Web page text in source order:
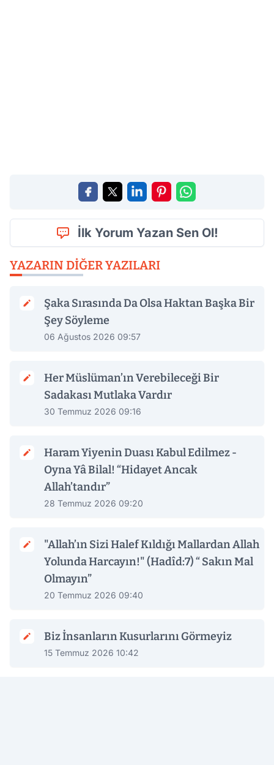
İlk Yorum Yazan Sen Ol!
YAZARIN DIĞER YAZILARI
Şaka Sırasında Da Olsa Haktan Başka Bir
Şey Söyleme
06 Ağustos 2026 09:57
Her Müslüman’ın Verebileceği Bir
Sadakası Mutlaka Vardır
30 Temmuz 2026 09:16
Haram Yiyenin Duası Kabul Edilmez -
Oyna Yâ Bilal! “Hidayet Ancak
Allah’tandır”
28 Temmuz 2026 09:20
"Allah’ın Sizi Halef Kıldığı Mallardan Allah
Yolunda Harcayın!" (Hadîd:7) “ Sakın Mal
Olmayın”
20 Temmuz 2026 09:40
Biz İnsanların Kusurlarını Görmeyiz
15 Temmuz 2026 10:42